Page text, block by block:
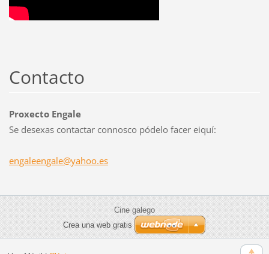
Contacto
Proxecto Engale
Se desexas contactar connosco pódelo facer eiquí:
engaleengale@yahoo.es
Cine galego
Crea una web gratis